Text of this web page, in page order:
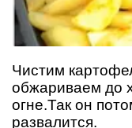
Чистим
обжариваем до
огне.Так он
развалится.